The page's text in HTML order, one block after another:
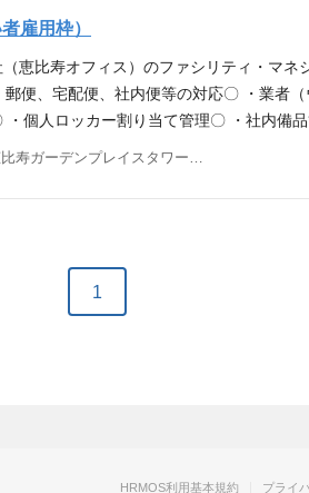
スター管理）および外部委託先の管理 - 購
験 サプライヤーマネジメントの経験 市
、プレゼンテーション力（資料作成およ
ィックスやサプライチェーンに関する知
・リーダーシップ ・プロジェクトマネ
雇用枠）
恵比寿オフィス）のファシリティ・マネ
便、宅配便、社内便等の対応〇 ・業者
個人ロッカー割り当て管理〇 ・社内備
周りの整理整頓等） ・恵比寿オフィスの
・健康診断・ストレスチェック・健康
・その他突発的な人事総務関連業務も
応ができる方 ★サポート体制有 【必須
1
HRMOS利用基本規約 プライ